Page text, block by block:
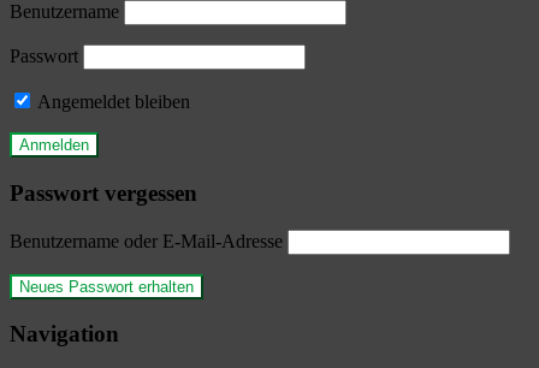
Benutzername
Passwort
Angemeldet bleiben
Passwort vergessen
Benutzername oder E-Mail-Adresse
Navigation